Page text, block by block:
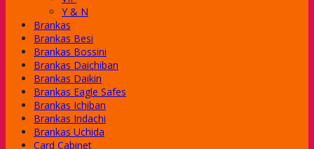
Series
Series
Y & N
Brankas
Brankas Besi
Brankas Bossini
Brankas Daichiban
Brankas Daikin
Brankas Eagle Safes
Brankas Ichiban
Brankas Indachi
Brankas Uchida
Card Cabinet